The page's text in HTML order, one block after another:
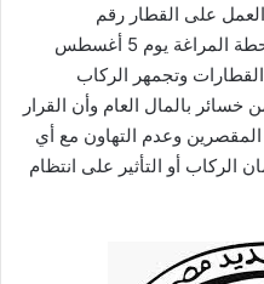
على القطار رقم
3454/722 «أسيوط / سوهاج» بمحطة المراغة يوم 5 أغسطس
القطارات وتجمهر الركاب
بالمال العام وأن القرار
وعدم التهاون مع أي
الركاب أو التأثير على انتظام